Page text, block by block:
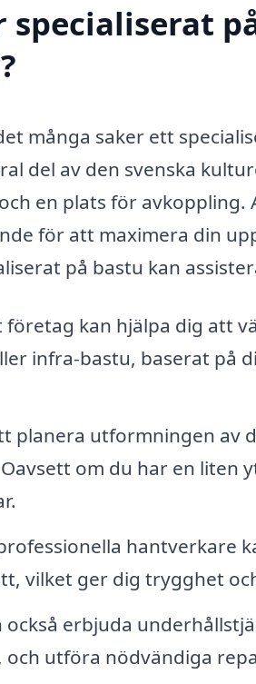
många saker ett
del av den svenska
en plats för avkoppling.
för att maximera din
på bastu kan
kan hjälpa dig att
infra-bastu, baserat på
planera utformningen av
om du har en liten
hantverkare
vilket ger dig trygghet
också erbjuda
utföra nödvändiga